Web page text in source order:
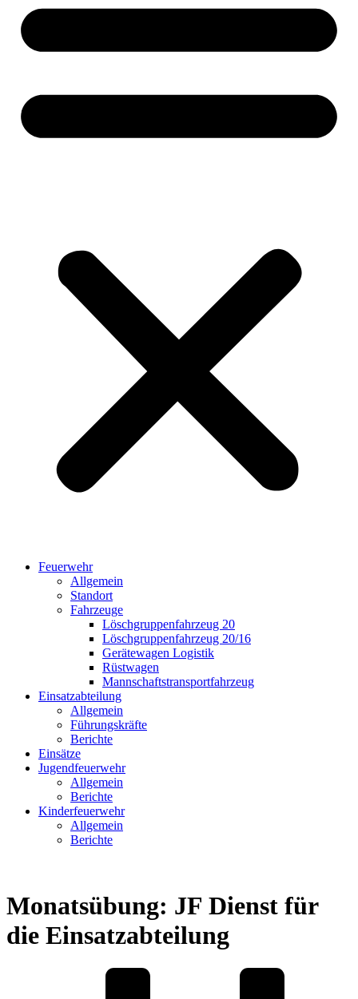
Feuerwehr
Allgemein
Standort
Fahrzeuge
Löschgruppen­fahrzeug 20
Lösch­gruppen­fahrzeug 20/16
Geräte­wagen Logistik
Rüst­wagen
Mannschafts­transportfahrzeug
Einsatz­abteilung
Allgemein
Führungs­kräfte
Berichte
Einsätze
Jugend­feuerwehr
Allgemein
Berichte
Kinder­feuerwehr
Allgemein
Berichte
Monatsübung: JF Dienst für
die Einsatzabteilung